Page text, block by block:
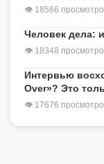
👁 18566
Человек дела:
👁 18348
Интервью
Over»? Это
👁 17676